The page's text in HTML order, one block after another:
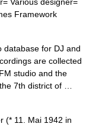
Framework
for DJ and
are collected
studio and the
7th district of …
11. Mai 1942 in